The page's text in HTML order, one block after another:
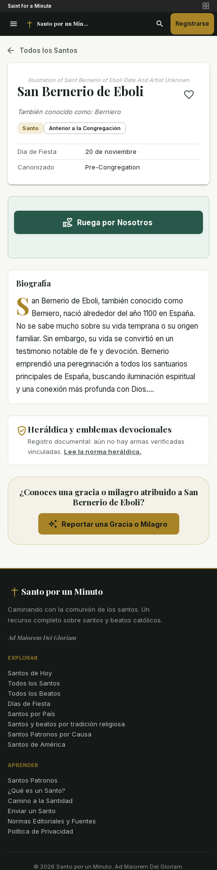
Saint for a Minute
Santo por un Minuto Registrarse
Todos los Santos
Illustration of Saint Bernerio of Eboli Date And Artist Unknown
San Bernerio de Eboli
También conocido como: Berniero
Santo Anterior a la Congregación
Día de Fiesta
20 de noviembre
Canonizado
Pre-Congregation
Ruega por Nosotros
Biografía
S an Bernerio de Eboli, también conocido como
Berniero, nació alrededor del año 1100 en España.
No se sabe mucho sobre su vida temprana o su origen
familiar. Sin embargo, su vida se convirtió en un
testimonio notable de fe y devoción. Bernerio
emprendió una peregrinación a todos los santuarios
principales de España, buscando iluminación espiritual
y una conexión más profunda con Dios....
Heráldica y emblemas devocionales
Registro documental: aún no hay armas verificadas
vinculadas. Lee la norma heráldica.
¿Conoces una gracia o milagro atribuido a San
Bernerio de Eboli?
Reportar una Gracia o Milagro
Santo por un Minuto
Caminando con la comunión de los santos. Un
recurso completo sobre santos y beatos católicos.
Ad Maiorem Dei Gloriam
EXPLORAR
Santos de Hoy
Todos los Santos
Todos los Beatos
Días de Fiesta
Santos por País
Santos y beatos por tradición religiosa
Santos Patronos por Causa
Santos de América
APRENDER
Santos Patronos
¿Qué es un Santo?
Camino a la Santidad
Enviar un Santo
Normas Editoriales y Fuentes
Política de Privacidad
© 2026 Santo por un Minuto. Ad Maiorem Dei Gloriam.